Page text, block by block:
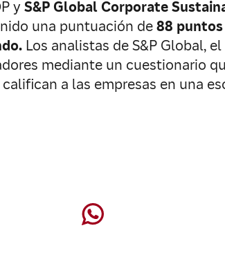
yS&P Global Corporate
una puntuación de88
Los analistas de S&P Global,
mediante un cuestionario
a las empresas en una